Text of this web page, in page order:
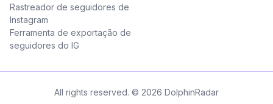
Rastreador de seguidores de
Instagram
Ferramenta de exportação de
seguidores do IG
All rights reserved. © 2026 DolphinRadar